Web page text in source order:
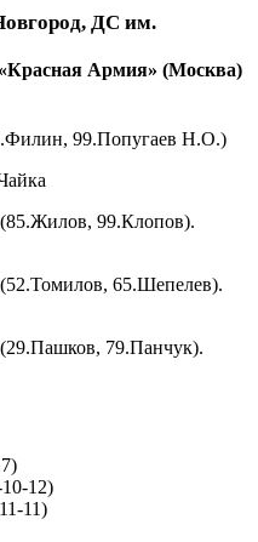
ДС им.
Армия» (Москва)
99.Попугаев Н.О.)
99.Клопов).
65.Шепелев).
79.Панчук).
12)
11)